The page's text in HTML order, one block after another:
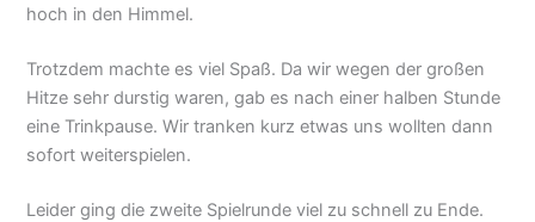
hoch in den Himmel.
Trotzdem machte es viel Spaß. Da wir wegen der großen
Hitze sehr durstig waren, gab es nach einer halben Stunde
eine Trinkpause. Wir tranken kurz etwas uns wollten dann
sofort weiterspielen.
Leider ging die zweite Spielrunde viel zu schnell zu Ende.